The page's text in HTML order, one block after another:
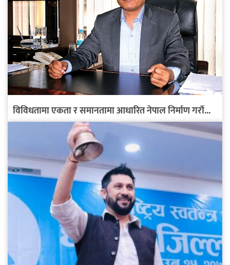
विविधतामा एकता र समानतामा आधारित नेपाल निर्माण गरौँ...